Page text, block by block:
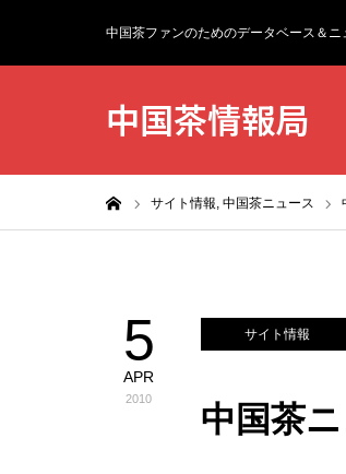
中国茶ファンのためのデータベース＆ニ
中国茶情報局
サイト情報, 中国茶ニュース
5
APR
2010
サイト情報
中国茶